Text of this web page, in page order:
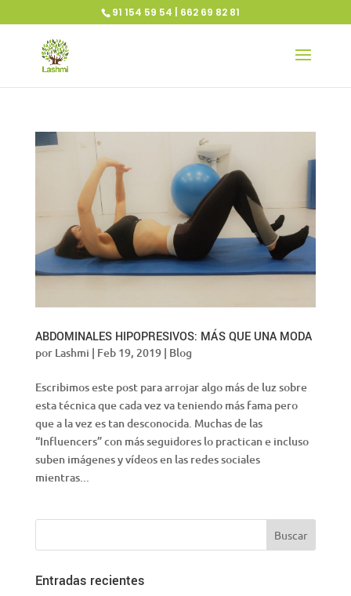
91 154 59 54 | 662 69 82 81
ABDOMINALES HIPOPRESIVOS: MÁS QUE UNA MODA
por Lashmi | Feb 19, 2019| Blog
Escribimos este post para arrojar algo más de luz sobre
esta técnica que cada vez va teniendo más fama pero
que a la vez es tan desconocida. Muchas de las
“Influencers” con más seguidores lo practican e incluso
suben imágenes y vídeos en las redes sociales
mientras...
Entradas recientes